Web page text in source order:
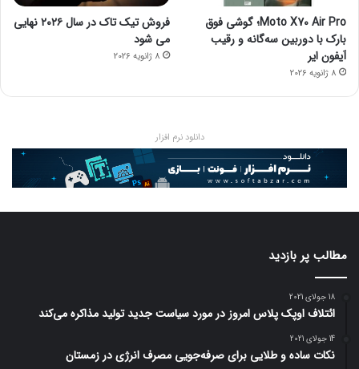
Moto X70 Air Pro؛ گوشی فوق
بارک با دوربین سه‌گانه و رقیب
آیفون ایر
8 ژانویه 2026
فروش تیک تاک در سال ۲۰۲۶ نهایی
می شود
8 ژانویه 2026
دانلود نرم افزار
مطالب پر بازدید
18 جولای 2021
ائتلاف اوپک پلاس امروز در مورد سیاست جدید تولید مذاکره می‌کند
14 جولای 2021
نکات ساده و طلایی برای صرفه‌جویی مصرف انرژی در زمستان